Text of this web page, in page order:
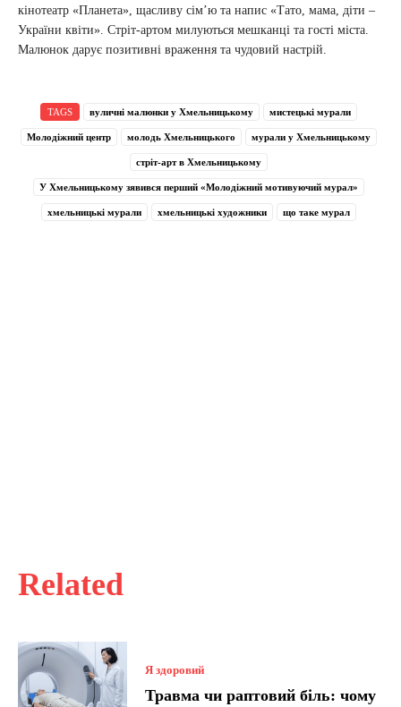
Related
Я здоровий
Травма чи раптовий біль: чому
кінотеатр «Планета», щасливу сім’ю та напис «Тато, мама, діти –
України квіти». Стріт-артом милуються мешканці та гості міста.
Малюнок дарує позитивні враження та чудовий настрій.
TAGS вуличні малюнки у Хмельницькому мистецькі мурали
Молодіжний центр молодь Хмельницького мурали у Хмельницькому
стріт-арт в Хмельницькому
У Хмельницькому зявився перший «Молодіжний мотивуючий мурал»
хмельницькі мурали хмельницькі художники що таке мурал